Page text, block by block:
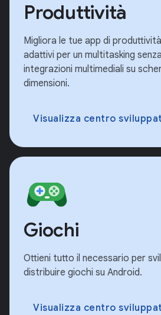
Produttività
Migliora le tue app di
adattivi per un multitasking
integrazioni multimediali su
dimensioni.
Visualizza centro
Giochi
Ottieni tutto il necessario per
distribuire giochi su Android.
Visualizza centro